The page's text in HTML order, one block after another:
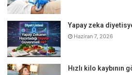
Yapay zeka
Haziran 7, 2026
Hızlı kilo kaybının